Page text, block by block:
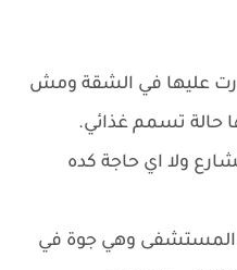
عليها في الشقة ومش
حالة تسمم غذائي.
ولا اي حاجة كده
المستشفى وهي جوة في